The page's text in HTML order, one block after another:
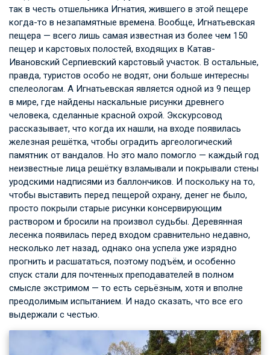
так в честь отшельника Игнатия, жившего в этой пещере
когда-то в незапамятные времена. Вообще, Игнатьевская
пещера — всего лишь самая известная из более чем 150
пещер и карстовых полостей, входящих в Катав-
Ивановский Серпиевский карстовый участок. В остальные,
правда, туристов особо не водят, они больше интересны
спелеологам. А Игнатьевская является одной из 9 пещер
в мире, где найдены наскальные рисунки древнего
человека, сделанные красной охрой. Экскурсовод
рассказывает, что когда их нашли, на входе появилась
железная решётка, чтобы оградить аргеологический
памятник от вандалов. Но это мало помогло — каждый год
неизвестные лица решётку взламывали и покрывали стены
уродскими надписями из баллончиков. И поскольку на то,
чтобы выставить перед пещерой охрану, денег не было,
просто покрыли старые рисунки консервирующим
раствором и бросили на произвол судьбы. Деревянная
лесенка появилась перед входом сравнительно недавно,
несколько лет назад, однако она успела уже изрядно
прогнить и расшататься, поэтому подъём, и особенно
спуск стали для почтенных преподавателей в полном
смысле экстримом — то есть серьёзным, хотя и вполне
преодолимым испытанием. И надо сказать, что все его
выдержали с честью.